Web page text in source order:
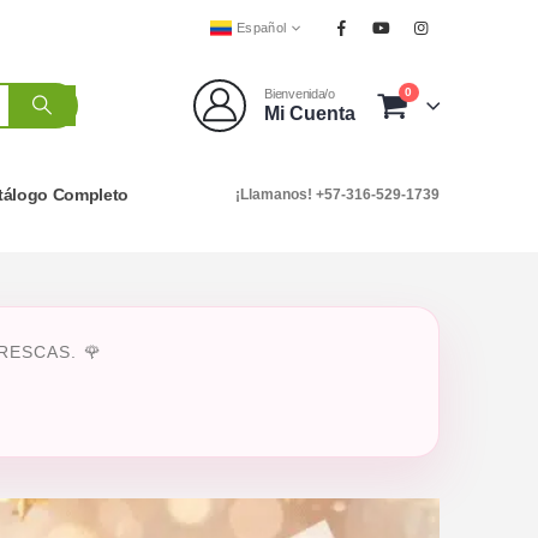
Español
Bienvenida/o
Mi Cuenta
0
Completo ¡Llamanos! +57-316-529-1739
🌹